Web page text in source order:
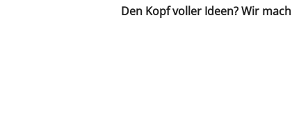
Den Kopf voller Ideen? Wir